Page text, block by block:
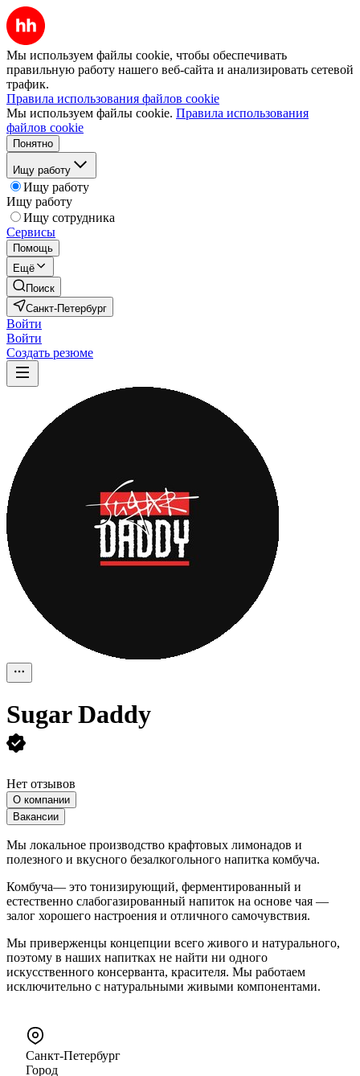
Мы используем файлы cookie, чтобы обеспечивать
правильную работу нашего веб-сайта и анализировать сетевой
трафик.
Правила использования файлов cookie
Мы используем файлы cookie. Правила использования
файлов cookie
Понятно
Ищу работу
Ищу работу
Ищу работу
Ищу сотрудника
Сервисы
Помощь
Ещё
Поиск
Санкт-Петербург
Войти
Войти
Создать резюме
Sugar Daddy
Нет отзывов
О компании
Вакансии
Мы локальное производство крафтовых лимонадов и
полезного и вкусного безалкогольного напитка комбуча.
Комбуча— это тонизирующий, ферментированный и
естественно слабогазированный напиток на основе чая —
залог хорошего настроения и отличного самочувствия.
Мы приверженцы концепции всего живого и натурального,
поэтому в наших напитках не найти ни одного
искусственного консерванта, красителя. Мы работаем
исключительно с натуральными живыми компонентами.
Санкт-Петербург
Город